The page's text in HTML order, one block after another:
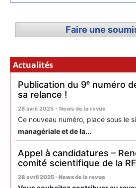
Faire une
Actualités
Publication du 9ᵉ numéro
sa relance !
28 avril 2025 - News de la revue
Ce nouveau numéro, placé sous le
managériale et de la...
Appel à candidatures –
comité scientifique de la
28 avril 2025 - News de la revue